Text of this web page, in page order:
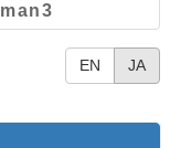
man3
EN JA